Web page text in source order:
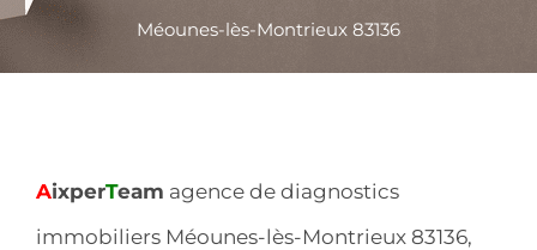
Méounes-lès-Montrieux 83136
AixperTeam agence de diagnostics
immobiliers Méounes-lès-Montrieux 83136,